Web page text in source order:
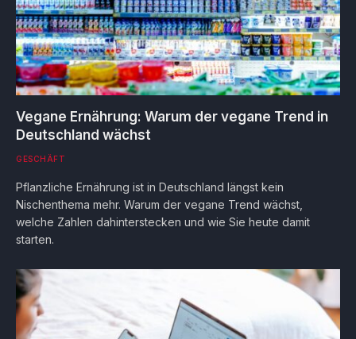
Vegane Ernährung: Warum der vegane Trend in
Deutschland wächst
GESCHÄFT
Pflanzliche Ernährung ist in Deutschland längst kein
Nischenthema mehr. Warum der vegane Trend wächst,
welche Zahlen dahinterstecken und wie Sie heute damit
starten.